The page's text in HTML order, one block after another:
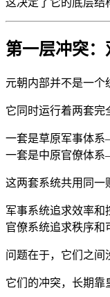
第一层冲突
元朝内部并不是一个
它同时运行着两套完
一套是草原军事体
一套是中原官僚体
这两套系统共用同一
军事系统追求效率和
官僚系统追求秩序和
问题在于，它们之间
它们的冲突，长期靠